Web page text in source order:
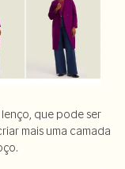
que pode ser
mais uma camada